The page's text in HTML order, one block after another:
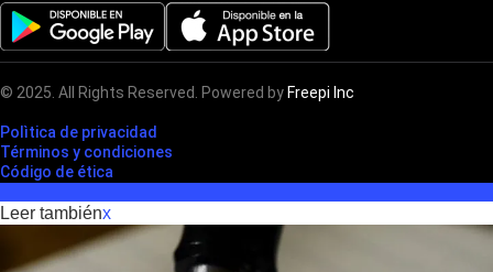
© 2025. All Rights Reserved. Powered by Freepi Inc
Polìtica de privacidad
Términos y condiciones
Código de ética
Leer tambiénx